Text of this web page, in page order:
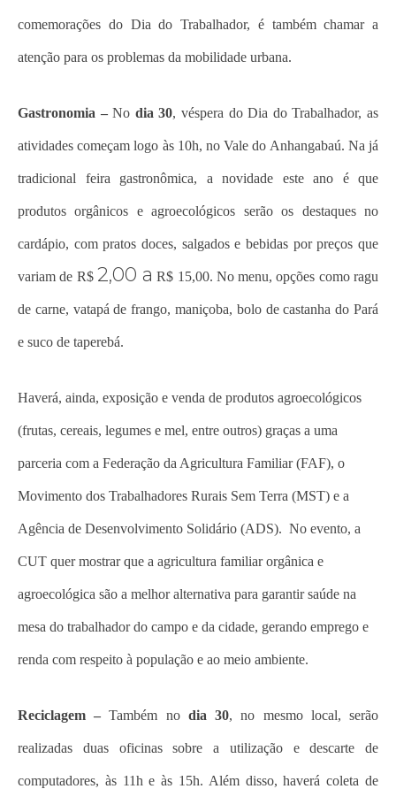
comemorações do Dia do Trabalhador, é também chamar a
atenção para os problemas da mobilidade urbana.
Gastronomia –No dia 30, véspera do Dia do Trabalhador, as
atividades começam logo às 10h, no Vale do Anhangabaú. Na já
tradicional feira gastronômica, a novidade este ano é que
produtos orgânicos e agroecológicos serão os destaques no
cardápio, com pratos doces, salgados e bebidas por preços que
variam de R$ 2,00 a R$ 15,00. No menu, opções como ragu
de carne, vatapá de frango, maniçoba, bolo de castanha do Pará
e suco de taperebá.
Haverá, ainda, exposição e venda de produtos agroecológicos
(frutas, cereais, legumes e mel, entre outros) graças a uma
parceria com a Federação da Agricultura Familiar (FAF), o
Movimento dos Trabalhadores Rurais Sem Terra (MST) e a
Agência de Desenvolvimento Solidário (ADS). No evento, a
CUT quer mostrar que a agricultura familiar orgânica e
agroecológica são a melhor alternativa para garantir saúde na
mesa do trabalhador do campo e da cidade, gerando emprego e
renda com respeito à população e ao meio ambiente.
Reciclagem –Também nodia 30, no mesmo local, serão
realizadas duas oficinas sobre a utilização e descarte de
computadores, às 11h e às 15h. Além disso, haverá coleta de